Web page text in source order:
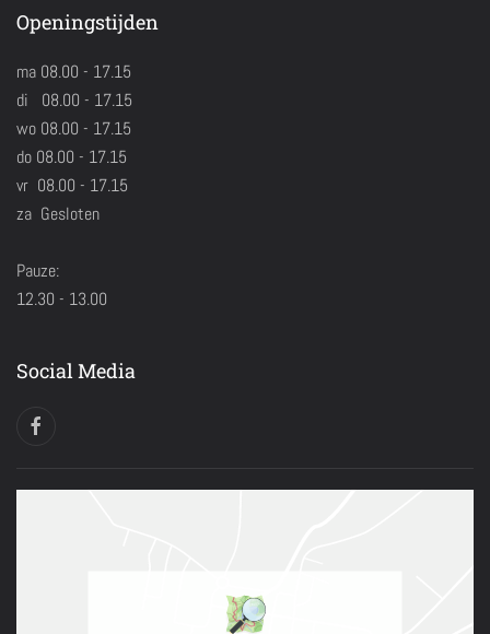
Openingstijden
ma 08.00 - 17.15
di 08.00 - 17.15
wo 08.00 - 17.15
do 08.00 - 17.15
vr 08.00 - 17.15
za Gesloten
Pauze:
12.30 - 13.00
Social Media